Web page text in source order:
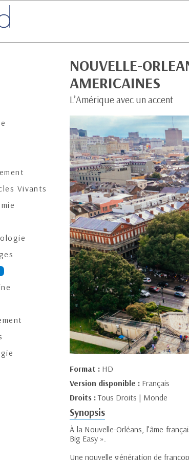
Vivants
NOUVELLE-
AMERICAINES
L’Amérique avec un accent
Format : HD
Version disponible : Français
Droits :Tous Droits | Monde
Synopsis
À la Nouvelle-Orléans, l’âme
Big Easy ».
Une nouvelle génération de